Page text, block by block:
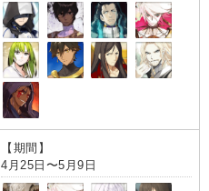
【期間】
4月25日〜5月9日